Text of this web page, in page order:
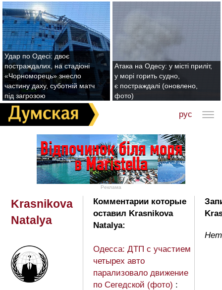
Удар по Одесі: двоє
постраждалих, на стадіоні
«Чорноморець» знесло
частину даху, суботній матч
під загрозою
Атака на Одесу: у місті приліт,
у морі горить судно,
є постраждалі (оновлено,
фото)
рус
Реклама
Krasnikova
Natalya
Комментарии которые
оставил Krasnikova
Natalya:
Одесса: ДТП с участием
четырех авто
парализовало движение
по Сегедской (фото) :
Нет